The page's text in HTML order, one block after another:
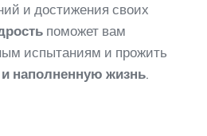
и достижения своих
поможет вам
испытаниям и прожить
наполненную жизнь.